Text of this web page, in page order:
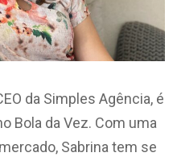
da Simples Agência, é
Bola da Vez. Com uma
Sabrina tem se